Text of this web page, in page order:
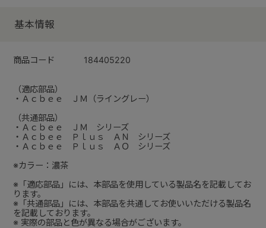
基本情報
商品コード 184405220
（適応部品）
・Ａｃｂｅｅ ＪＭ（ライングレー）
（共通部品）
・Ａｃｂｅｅ ＪＭ シリーズ
・Ａｃｂｅｅ Ｐｌｕｓ ＡＮ シリーズ
・Ａｃｂｅｅ Ｐｌｕｓ ＡＯ シリーズ
※カラー：濃茶
※「適応部品」には、本部品を使用している製品名を記載してお
ります。
※「共通部品」には、本部品を共通してお使いいただける製品名
を記載しております。
※ 実際の部品と色が異なる場合がございます。